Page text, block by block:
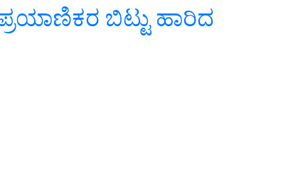
ಬಿಟ್ಟು ಹಾರಿದ